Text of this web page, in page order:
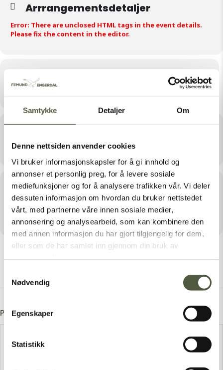
Samtykke Detaljer Om
Denne nettsiden anvender cookies
Vi bruker informasjonskapsler for å gi innhold og
annonser et personlig preg, for å levere sosiale
mediefunksjoner og for å analysere trafikken vår. Vi deler
dessuten informasjon om hvordan du bruker nettstedet
vårt, med partnerne våre innen sosiale medier,
annonsering og analysearbeid, som kan kombinere den
med annen informasjon du har gjort tilgjengelig for dem,
eller som de har samlet inn gjennom din bruk av
Nødvendig
Egenskaper
Statistikk
Arrrangementsdetaljer
Error: There are unclosed HTML tags in the event details.
Please fix the content in the editor.
Tid
Sted
Gutulisetra
Arrangør
FEMUNDSMARKA OG GUTULIA
NASJONALPARKER
Post A Comment